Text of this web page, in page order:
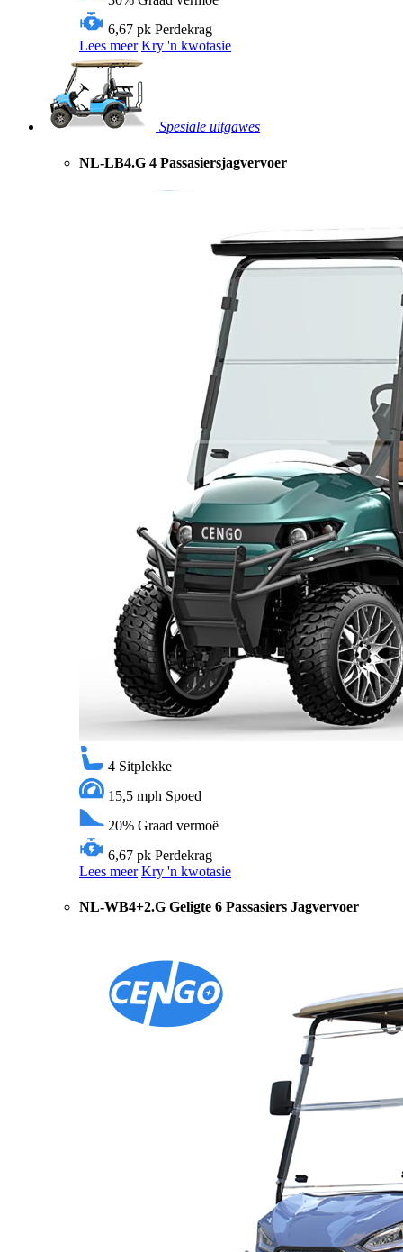
6,67 pk Perdekrag
Lees meer Kry 'n kwotasie
Spesiale uitgawes
NL-LB4.G 4 Passasiersjagvervoer
4 Sitplekke
15,5 mph Spoed
20% Graad vermoë
6,67 pk Perdekrag
Lees meer Kry 'n kwotasie
NL-WB4+2.G Geligte 6 Passasiers Jagvervoer